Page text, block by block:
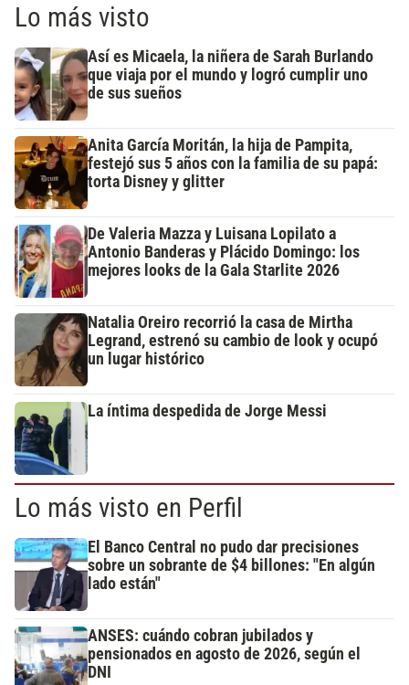
Lo más visto
Así es Micaela, la niñera de Sarah Burlando
que viaja por el mundo y logró cumplir uno
de sus sueños
Anita García Moritán, la hija de Pampita,
festejó sus 5 años con la familia de su papá:
torta Disney y glitter
De Valeria Mazza y Luisana Lopilato a
Antonio Banderas y Plácido Domingo: los
mejores looks de la Gala Starlite 2026
Natalia Oreiro recorrió la casa de Mirtha
Legrand, estrenó su cambio de look y ocupó
un lugar histórico
La íntima despedida de Jorge Messi
Lo más visto en Perfil
El Banco Central no pudo dar precisiones
sobre un sobrante de $4 billones: "En algún
lado están"
ANSES: cuándo cobran jubilados y
pensionados en agosto de 2026, según el
DNI